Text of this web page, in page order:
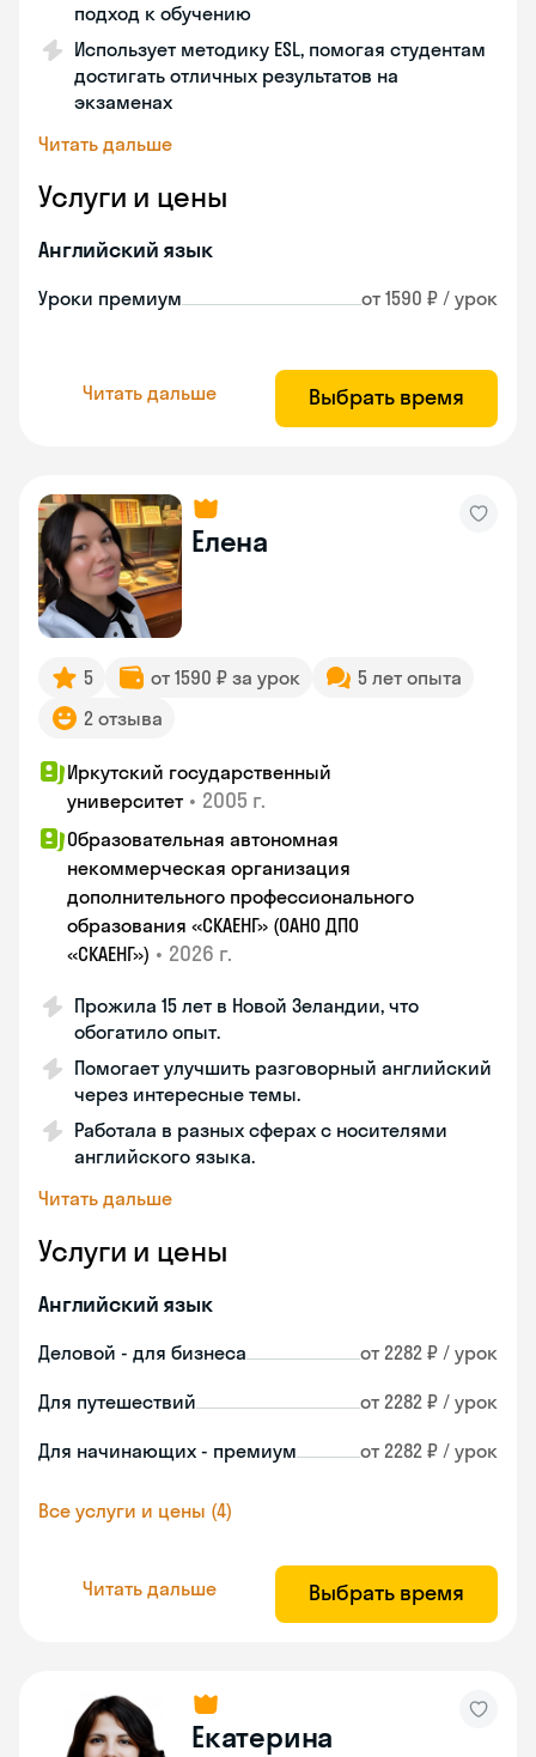
подход к обучению
Использует методику ESL, помогая студентам
достигать отличных результатов на
экзаменах
Читать дальше
Услуги и цены
Английский язык
Уроки премиум от 1590 ₽ / урок
Читать дальше Выбрать время
Елена
5 от 1590 ₽ за урок
5 лет опыта
2 отзыва
Иркутский государственный
университет • 2005 г.
Образовательная автономная
некоммерческая организация
дополнительного профессионального
образования «СКАЕНГ» (ОАНО ДПО
«СКАЕНГ») • 2026 г.
Прожила 15 лет в Новой Зеландии, что
обогатило опыт.
Помогает улучшить разговорный английский
через интересные темы.
Работала в разных сферах с носителями
английского языка.
Читать дальше
Услуги и цены
Английский язык
Деловой - для бизнеса от 2282 ₽ / урок
Для путешествий от 2282 ₽ / урок
Для начинающих - премиум от 2282 ₽ / урок
Все услуги и цены (4)
Читать дальше Выбрать время
Екатерина